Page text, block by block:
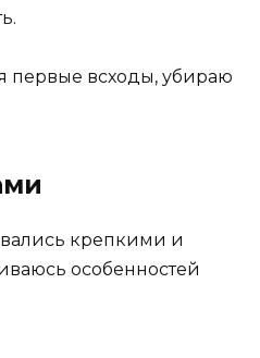
первые всходы, убираю
крепкими и
особенностей